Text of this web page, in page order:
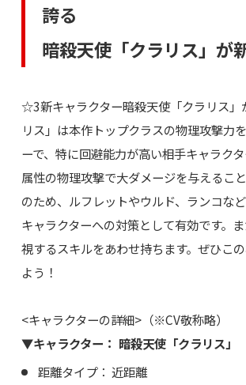
誇る
暗殺天使「クラリス」が
☆3新キャラクター暗殺天使「クラリス」
リス」は本作トップクラスの物理攻撃力
ーで、特に回避能力が高い相手キャラク
属性の物理攻撃で大ダメージを与えるこ
のため、ルフレットやウルド、ランコな
キャラクターへの対策として有効です。
視するスキルをあわせ持ちます。ぜひこ
よう！
<キャラクターの詳細>（※CV敬称略）
▼キャラクター： 暗殺天使「クラリス」
距離タイプ： 近距離